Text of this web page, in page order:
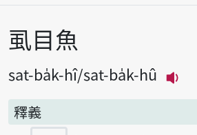
主內容區塊
虱目魚
sat-ba̍k-hî sat-ba̍k-hû
釋義